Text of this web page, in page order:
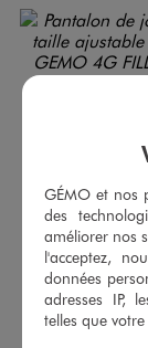
Pantalon de jogging avec
GÉMO et nos
des
améliorer nos
l'acceptez,
données
adresses IP,
telles que